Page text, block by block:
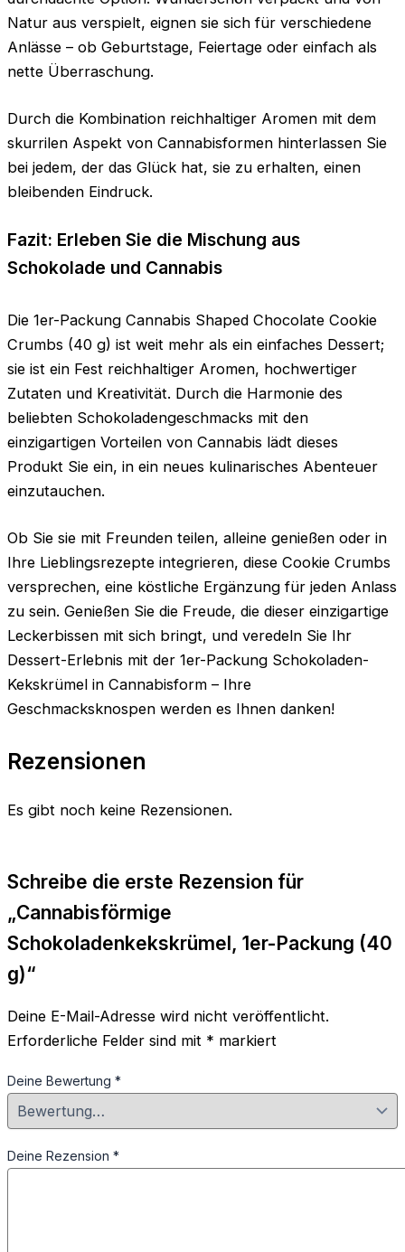
Natur aus verspielt, eignen sie sich für verschiedene
Anlässe – ob Geburtstage, Feiertage oder einfach als
nette Überraschung.
Durch die Kombination reichhaltiger Aromen mit dem
skurrilen Aspekt von Cannabisformen hinterlassen Sie
bei jedem, der das Glück hat, sie zu erhalten, einen
bleibenden Eindruck.
Fazit: Erleben Sie die Mischung aus
Schokolade und Cannabis
Die 1er-Packung Cannabis Shaped Chocolate Cookie
Crumbs (40 g) ist weit mehr als ein einfaches Dessert;
sie ist ein Fest reichhaltiger Aromen, hochwertiger
Zutaten und Kreativität. Durch die Harmonie des
beliebten Schokoladengeschmacks mit den
einzigartigen Vorteilen von Cannabis lädt dieses
Produkt Sie ein, in ein neues kulinarisches Abenteuer
einzutauchen.
Ob Sie sie mit Freunden teilen, alleine genießen oder in
Ihre Lieblingsrezepte integrieren, diese Cookie Crumbs
versprechen, eine köstliche Ergänzung für jeden Anlass
zu sein. Genießen Sie die Freude, die dieser einzigartige
Leckerbissen mit sich bringt, und veredeln Sie Ihr
Dessert-Erlebnis mit der 1er-Packung Schokoladen-
Kekskrümel in Cannabisform – Ihre
Geschmacksknospen werden es Ihnen danken!
Rezensionen
Es gibt noch keine Rezensionen.
Schreibe die erste Rezension für
„Cannabisförmige
Schokoladenkekskrümel, 1er-Packung (40
g)“
Deine E-Mail-Adresse wird nicht veröffentlicht.
Erforderliche Felder sind mit * markiert
Deine Bewertung *
Deine Rezension *